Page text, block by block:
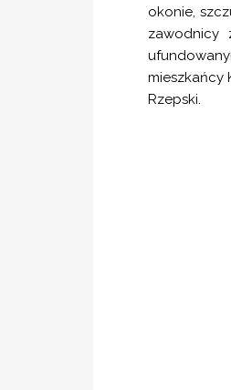
okonie,
zawodnicy
mieszkańcy
Rzepski.